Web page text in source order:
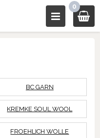
0
BC GARN
KREMKE SOUL WOOL
FROEHLICH WOLLE